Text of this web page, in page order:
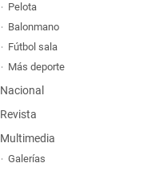
Pelota
Balonmano
Fútbol sala
Más deporte
Nacional
Revista
Multimedia
Galerías